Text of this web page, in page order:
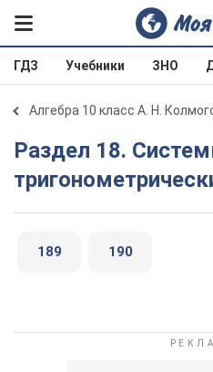
ГДЗ Учебники ЗНО
Алгебра 10 класс А. Н.
Раздел 18. Системы
189 190